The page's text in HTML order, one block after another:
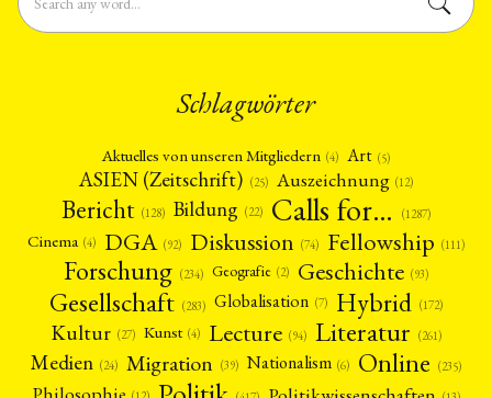
Schlagwörter
Aktuelles von unseren Mitgliedern (4) Art (5)
ASIEN (Zeitschrift) (25) Auszeichnung (12)
Bericht (128) Bildung (22) Calls for… (1287)
Cinema (4) DGA (92) Diskussion (74) Fellowship (111)
Forschung (234) Geografie (2) Geschichte (93)
Gesellschaft (283) Globalisation (7) Hybrid (172)
Kultur (27) Kunst (4) Lecture (94) Literatur (261)
Medien (24) Migration (39) Nationalism (6) Online (235)